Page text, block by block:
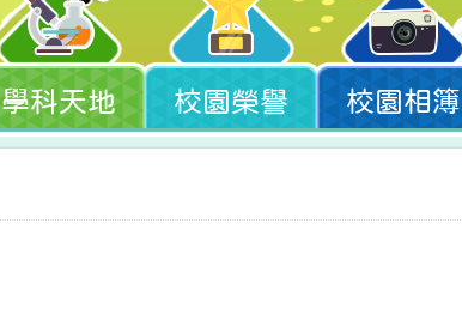
學科天地 校園榮譽 校園相簿